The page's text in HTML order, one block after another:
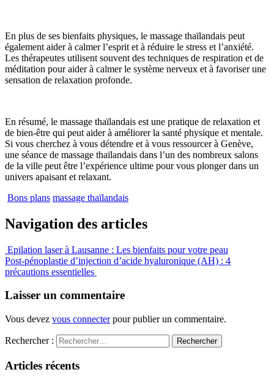
En plus de ses bienfaits physiques, le massage thaïlandais peut
également aider à calmer l’esprit et à réduire le stress et l’anxiété.
Les thérapeutes utilisent souvent des techniques de respiration et de
méditation pour aider à calmer le système nerveux et à favoriser une
sensation de relaxation profonde.
En résumé, le massage thaïlandais est une pratique de relaxation et
de bien-être qui peut aider à améliorer la santé physique et mentale.
Si vous cherchez à vous détendre et à vous ressourcer à Genève,
une séance de massage thaïlandais dans l’un des nombreux salons
de la ville peut être l’expérience ultime pour vous plonger dans un
univers apaisant et relaxant.
Bons plans massage thaïlandais
Navigation des articles
Epilation laser à Lausanne : Les bienfaits pour votre peau
Post-pénoplastie d’injection d’acide hyaluronique (AH) : 4
précautions essentielles
Laisser un commentaire
Vous devez vous connecterpour publier un commentaire.
Rechercher :
Articles récents